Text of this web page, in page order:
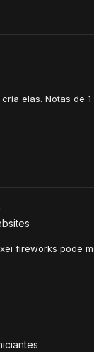
elas. Notas de 1
fireworks pode